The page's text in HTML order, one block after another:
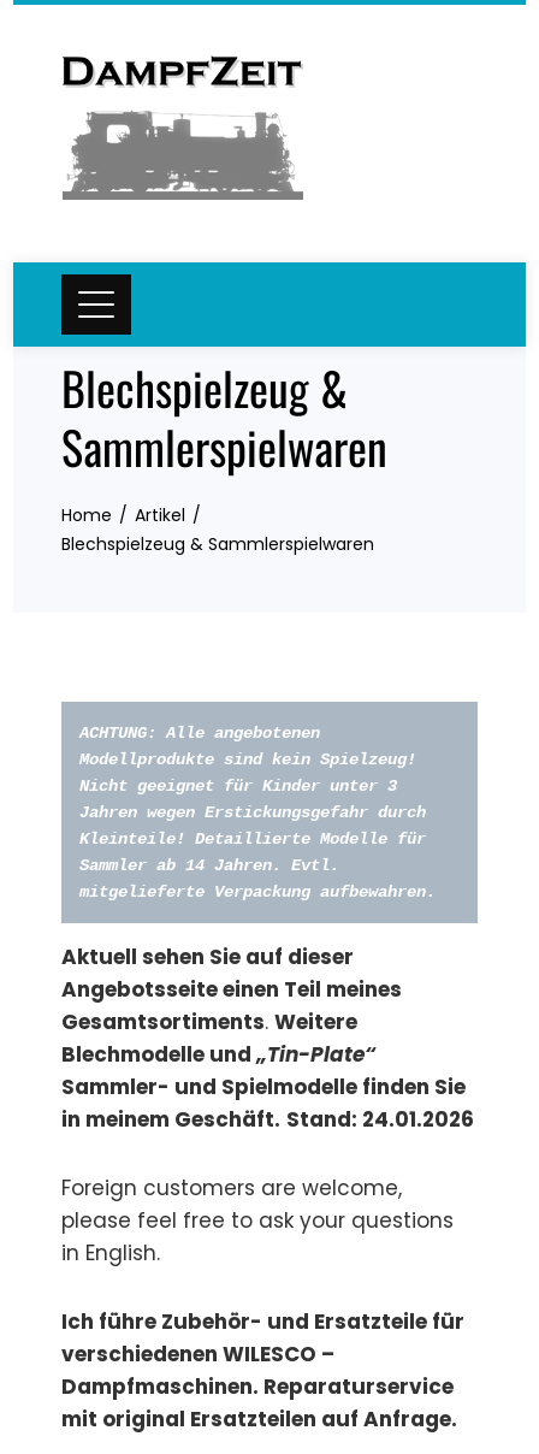
Skip
content
Blechspielzeug &
Sammlerspielwaren
Home
Artikel
Blechspielzeug & Sammlerspielwaren
ACHTUNG: Alle angebotenen
Modellprodukte sind kein Spielzeug!
Nicht geeignet für Kinder unter 3
Jahren wegen Erstickungsgefahr durch
Kleinteile! Detaillierte Modelle für
Sammler ab 14 Jahren. Evtl.
mitgelieferte Verpackung aufbewahren.
Aktuell sehen Sie auf dieser
Angebotsseite einen Teil meines
Gesamtsortiments.Weitere
Blechmodelle und„Tin-Plate“
Sammler- und Spielmodelle finden Sie
in meinem Geschäft. Stand: 24.01.2026
Foreign customers are welcome,
please feel free to ask your questions
in English.
Ich führe Zubehör- und Ersatzteile für
verschiedenen WILESCO –
Dampfmaschinen. Reparaturservice
mit original Ersatzteilen auf Anfrage.